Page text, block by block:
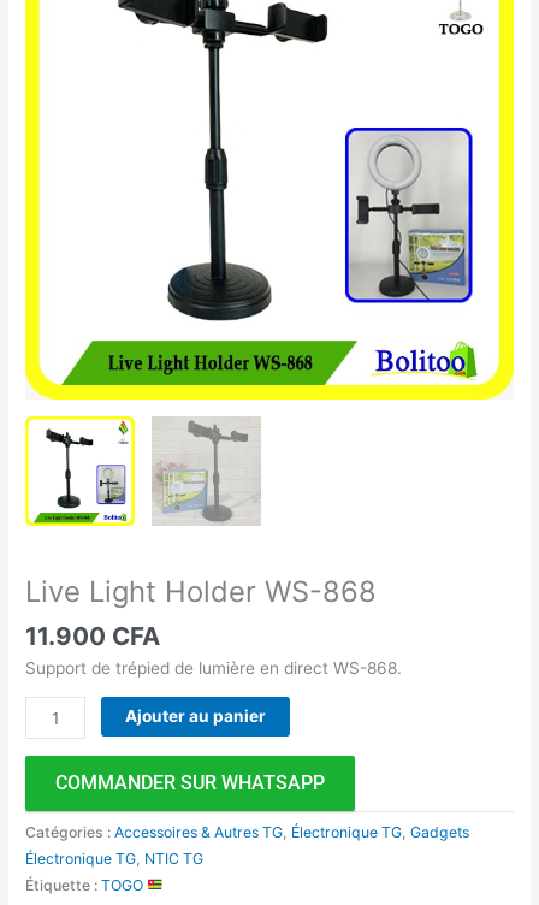
Live Light Holder WS-868
11.900 CFA
Support de trépied de lumière en direct WS-868.
Ajouter au panier
COMMANDER SUR WHATSAPP
Catégories :Accessoires & Autres TG, Électronique TG,Gadgets
Électronique TG, NTIC TG
Étiquette :TOGO